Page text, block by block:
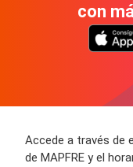
con
Accede a través de
de MAPFRE y el